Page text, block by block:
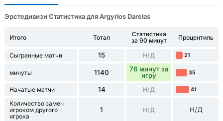
Эрстедивизи Статистика для Argyrios Darelas
Итого Тотал
Статистика
за 90 минут
Процентиль
Сыгранные матчи 15 Н/Д 21
минуты 1140
76 минут за
игру
35
Начатые матчи 14 Н/Д 41
Количество замен
игроком другого
игрока
1 Н/Д Н/Д